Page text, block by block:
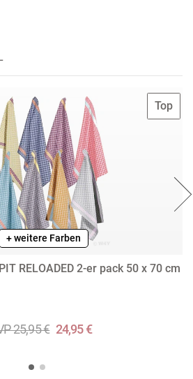
Top
+ weitere Farben
RELOADED 2-er pack 50 x 70 cm
25,95 € 24,95 €